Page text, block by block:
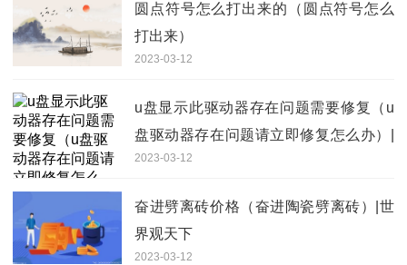
圆点符号怎么打出来的（圆点符号怎么
打出来）
2023-03-12
u盘显示此驱动器存在问题需要修复（u
盘驱动器存在问题请立即修复怎么办）|
焦点播报
2023-03-12
奋进劈离砖价格（奋进陶瓷劈离砖）|世
界观天下
2023-03-12